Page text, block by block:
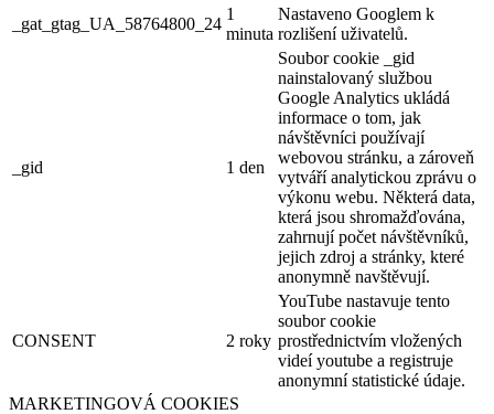
_gat_gtag_UA_58764800_24
1
minuta
Nastaveno Googlem k
rozlišení uživatelů.
_gid 1 den
Soubor cookie _gid
nainstalovaný službou
Google Analytics ukládá
informace o tom, jak
návštěvníci používají
webovou stránku, a zároveň
vytváří analytickou zprávu o
výkonu webu. Některá data,
která jsou shromažďována,
zahrnují počet návštěvníků,
jejich zdroj a stránky, které
anonymně navštěvují.
CONSENT 2 roky
YouTube nastavuje tento
soubor cookie
prostřednictvím vložených
videí youtube a registruje
anonymní statistické údaje.
MARKETINGOVÁ COOKIES